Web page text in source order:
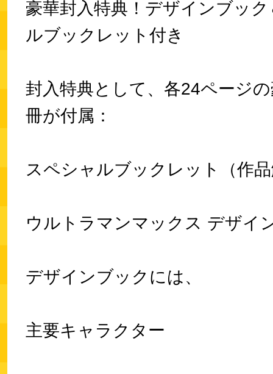
豪華封入特典！デザインブッ
ルブックレット付き
封入特典として、各24ページ
冊が付属：
スペシャルブックレット（作
ウルトラマンマックス デザイ
デザインブックには、
主要キャラクター